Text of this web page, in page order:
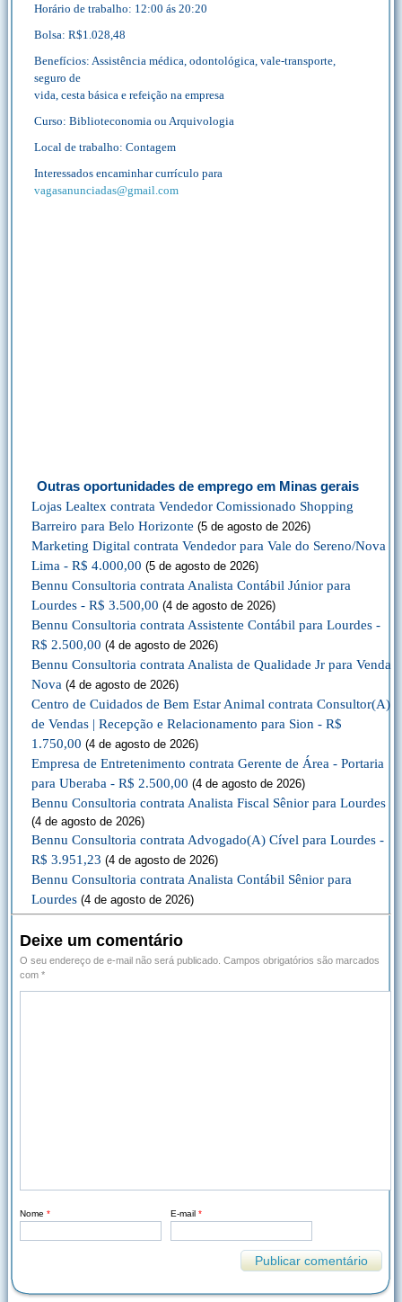
Horário de trabalho: 12:00 ás 20:20
Bolsa: R$1.028,48
Benefícios: Assistência médica, odontológica, vale-transporte,
seguro de
vida, cesta básica e refeição na empresa
Curso: Biblioteconomia ou Arquivologia
Local de trabalho: Contagem
Interessados encaminhar currículo para
vagasanunciadas@gmail.com
Outras oportunidades de emprego em Minas gerais
Lojas Lealtex contrata Vendedor Comissionado Shopping
Barreiro para Belo Horizonte (5 de agosto de 2026)
Marketing Digital contrata Vendedor para Vale do Sereno/Nova
Lima - R$ 4.000,00 (5 de agosto de 2026)
Bennu Consultoria contrata Analista Contábil Júnior para
Lourdes - R$ 3.500,00 (4 de agosto de 2026)
Bennu Consultoria contrata Assistente Contábil para Lourdes -
R$ 2.500,00 (4 de agosto de 2026)
Bennu Consultoria contrata Analista de Qualidade Jr para Venda
Nova (4 de agosto de 2026)
Centro de Cuidados de Bem Estar Animal contrata Consultor(A)
de Vendas | Recepção e Relacionamento para Sion - R$
1.750,00 (4 de agosto de 2026)
Empresa de Entretenimento contrata Gerente de Área - Portaria
para Uberaba - R$ 2.500,00 (4 de agosto de 2026)
Bennu Consultoria contrata Analista Fiscal Sênior para Lourdes
(4 de agosto de 2026)
Bennu Consultoria contrata Advogado(A) Cível para Lourdes -
R$ 3.951,23 (4 de agosto de 2026)
Bennu Consultoria contrata Analista Contábil Sênior para
Lourdes (4 de agosto de 2026)
Deixe um comentário
O seu endereço de e-mail não será publicado. Campos obrigatórios são marcados
com *
Nome * E-mail *